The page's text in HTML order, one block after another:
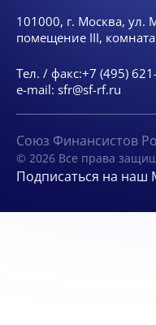
101000, г. Москва, ул.
помещение III,
Тел. / факс:+7 (495)
e-mail: sfr@sf-rf.ru
Союз Финансистов
© 2026 Все права
Подписаться на наш